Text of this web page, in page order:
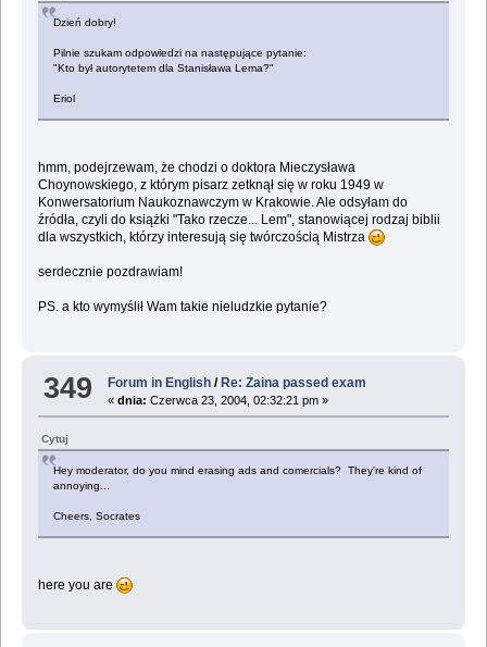
Dzień dobry!
Pilnie szukam odpowiedzi na następujące pytanie:
"Kto był autorytetem dla Stanisława Lema?"
Eriol
hmm, podejrzewam, że chodzi o doktora Mieczysława
Choynowskiego, z którym pisarz zetknął się w roku 1949 w
Konwersatorium Naukoznawczym w Krakowie. Ale odsyłam do
źródła, czyli do książki "Tako rzecze... Lem", stanowiącej rodzaj biblii
dla wszystkich, którzy interesują się twórczością Mistrza
serdecznie pozdrawiam!
PS. a kto wymyślił Wam takie nieludzkie pytanie?
349 Forum in English /Re: Zaina passed exam
«dnia: Czerwca 23, 2004, 02:32:21 pm »
Cytuj
Hey moderator, do you mind erasing ads and comercials? They're kind of
annoying...
Cheers, Socrates
here you are